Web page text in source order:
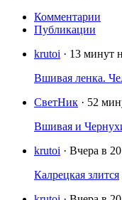
Комментарии
Публикации
krutoi · 13 минут
Вшивая ленка.
СветНик · 52
Вшивая и
krutoi · Вчера в
Калрецкая злится